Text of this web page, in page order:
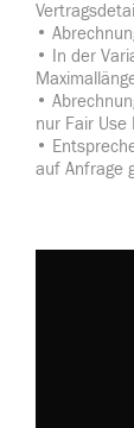
•
• In der
•
nur Fair Use
•
auf Anfrage